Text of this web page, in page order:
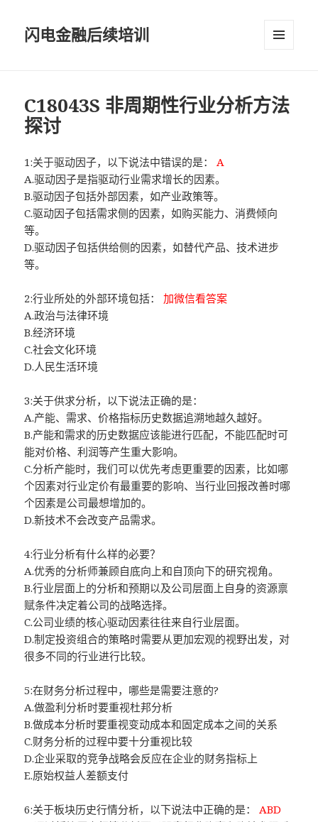
闪电金融后续培训
C18043S 非周期性行业分析方法
探讨
1:关于驱动因子，以下说法中错误的是：A
A.驱动因子是指驱动行业需求增长的因素。
B.驱动因子包括外部因素，如产业政策等。
C.驱动因子包括需求侧的因素，如购买能力、消费倾向
等。
D.驱动因子包括供给侧的因素，如替代产品、技术进步
等。
2:行业所处的外部环境包括：加微信看答案
A.政治与法律环境
B.经济环境
C.社会文化环境
D.人民生活环境
3:关于供求分析，以下说法正确的是：
A.产能、需求、价格指标历史数据追溯地越久越好。
B.产能和需求的历史数据应该能进行匹配，不能匹配时可
能对价格、利润等产生重大影响。
C.分析产能时，我们可以优先考虑更重要的因素，比如哪
个因素对行业定价有最重要的影响、当行业回报改善时哪
个因素是公司最想增加的。
D.新技术不会改变产品需求。
4:行业分析有什么样的必要？
A.优秀的分析师兼顾自底向上和自顶向下的研究视角。
B.行业层面上的分析和预期以及公司层面上自身的资源禀
赋条件决定着公司的战略选择。
C.公司业绩的核心驱动因素往往来自行业层面。
D.制定投资组合的策略时需要从更加宏观的视野出发，对
很多不同的行业进行比较。
5:在财务分析过程中，哪些是需要注意的?
A.做盈利分析时要重视杜邦分析
B.做成本分析时要重视变动成本和固定成本之间的关系
C.财务分析的过程中要十分重视比较
D.企业采取的竞争战略会反应在企业的财务指标上
E.原始权益人差额支付
6:关于板块历史行情分析，以下说法中正确的是：ABD